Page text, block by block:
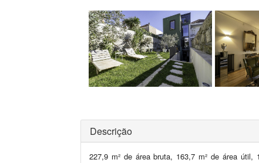
Descrição
227,9 m² de área bruta, 163,7 m² de área útil,